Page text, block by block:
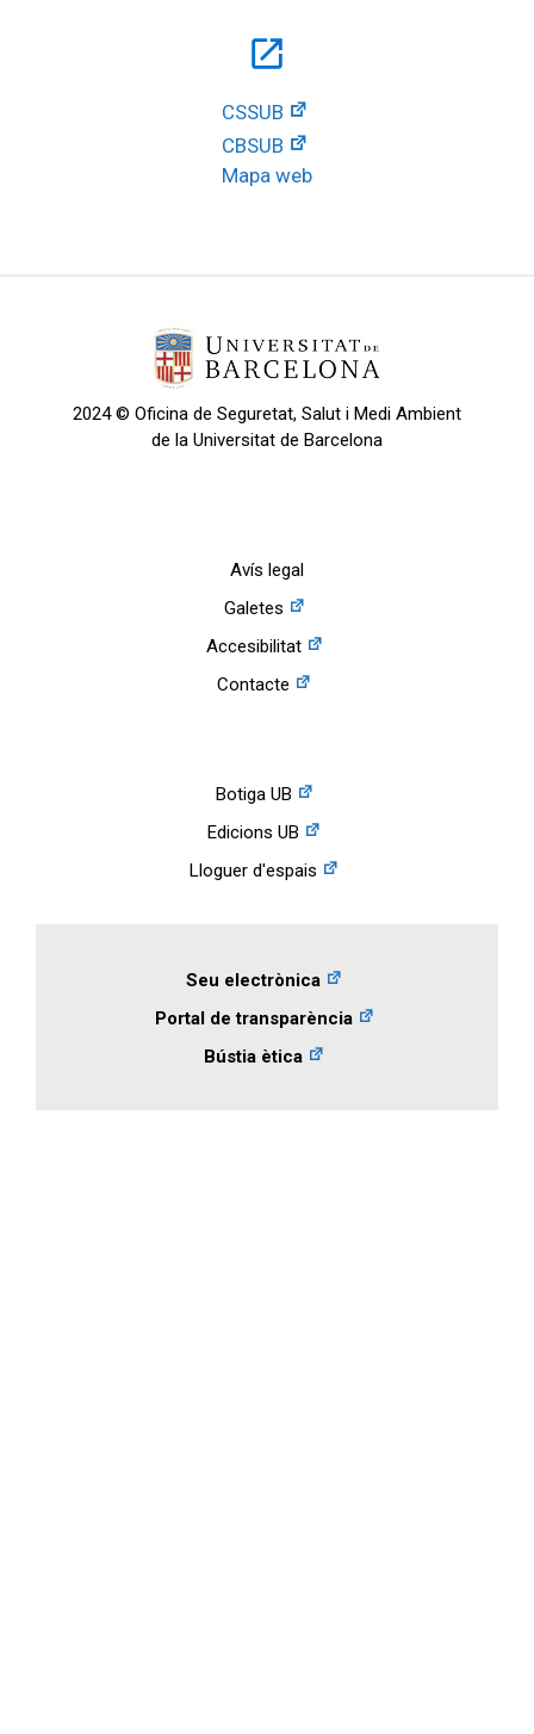
open_in_new
CSSUB
CBSUB
Mapa web
2024 © Oficina de Seguretat, Salut i Medi Ambient
de la Universitat de Barcelona
Avís legal
Galetes
Accesibilitat
Contacte
Botiga UB
Edicions UB
Lloguer d'espais
Seu electrònica
Portal de transparència
Bústia ètica